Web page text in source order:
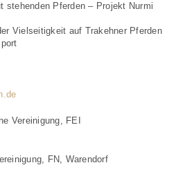
stehenden Pferden – Projekt Nurmi
Vielseitigkeit auf Trakehner Pferden
Vereinigung, FEI
FN, Warendorf